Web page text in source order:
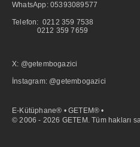
WhatsApp: 05393089577
Telefon: 0212 359 7538
0212 359 7659
X: @getembogazici
İnstagram: @getembogazici
E-Kütüphane® • GETEM® •
© 2006 - 2026 GETEM. Tüm hakları